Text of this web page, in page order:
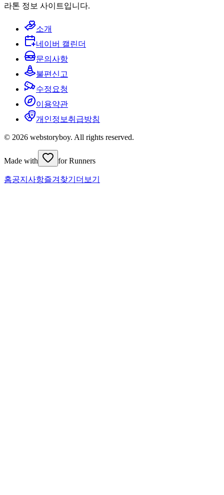
라톤 정보 사이트입니다.
소개
네이버 캘린더
문의사항
불편신고
수정요청
이용약관
개인정보취급방침
© 2026 webstoryboy. All rights reserved.
Made with for Runners
홈공지사항즐겨찾기 더보기